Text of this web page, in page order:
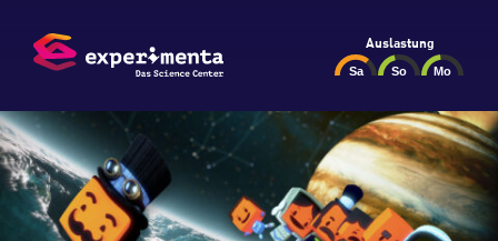
Auslastung